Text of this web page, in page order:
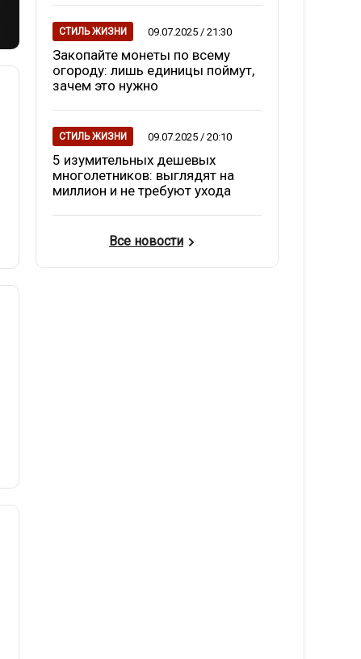
СТИЛЬ ЖИЗНИ 09.07.2025 / 21:30
Закопайте монеты по всему
огороду: лишь единицы поймут,
зачем это нужно
СТИЛЬ ЖИЗНИ 09.07.2025 / 20:10
5 изумительных дешевых
многолетников: выглядят на
миллион и не требуют ухода
Все новости